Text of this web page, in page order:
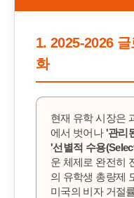
1. 2025-2026
화
현재 유학 시장은
에서 벗어나'관리
'선별적 수용
운 체제로 완전히
의 유학생 총량제
미국의 비자 거절